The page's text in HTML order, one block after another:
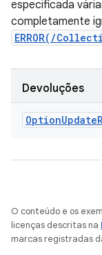
especificada
completamente
ERROR(/
Devoluções
OptionUpdate
O conteúdo e os
licenças descritas na
marcas registradas